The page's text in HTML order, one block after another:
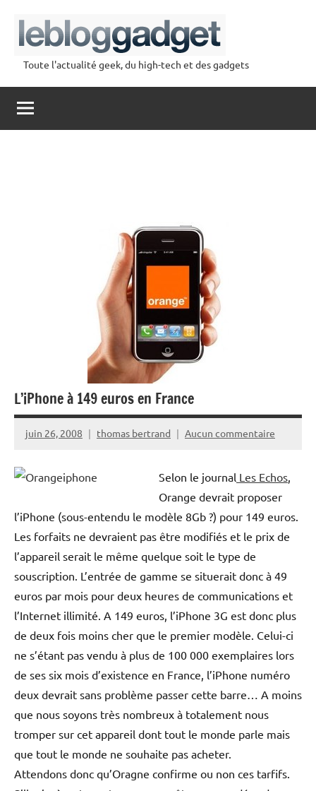
contenu
lebloggadget
Toute l'actualité geek, du high-tech et des gadgets
L’iPhone à 149 euros en France
juin 26, 2008 thomas bertrand Aucun commentaire
Selon le journal Les Echos
Orange devrait proposer
l’iPhone (sous-entendu le modèle 8Gb ?) pour 149 euros.
Les forfaits ne devraient pas être modifiés et le prix de
l’appareil serait le même quelque soit le type de
souscription. L’entrée de gamme se situerait donc à 49
euros par mois pour deux heures de communications et
l’Internet illimité. A 149 euros, l’iPhone 3G est donc plus
de deux fois moins cher que le premier modèle. Celui-ci
ne s’étant pas vendu à plus de 100 000 exemplaires lors
de ses six mois d’existence en France, l’iPhone numéro
deux devrait sans problème passer cette barre… A moins
que nous soyons très nombreux à totalement nous
tromper sur cet appareil dont tout le monde parle mais
que tout le monde ne souhaite pas acheter.
Attendons donc qu’Oragne confirme ou non ces tarfifs.